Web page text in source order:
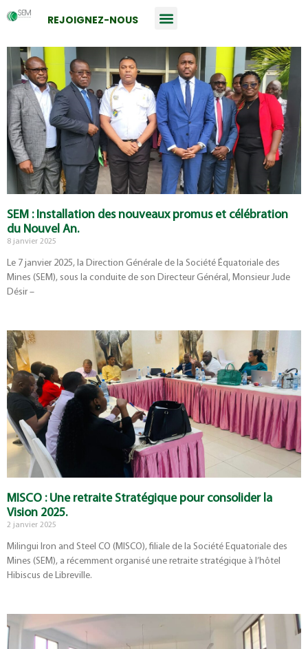
REJOIGNEZ-NOUS
SEM : Installation des nouveaux promus et célébration
du Nouvel An.
8 janvier 2025
Le 7 janvier 2025, la Direction Générale de la Société Équatoriale des
Mines (SEM), sous la conduite de son Directeur Général, Monsieur Jude
Désir –
MISCO : Une retraite Stratégique pour consolider la
Vision 2025.
2 janvier 2025
Milingui Iron and Steel CO (MISCO), filiale de la Société Equatoriale des
Mines (SEM), a récemment organisé une retraite stratégique à l’hôtel
Hibiscus de Libreville.